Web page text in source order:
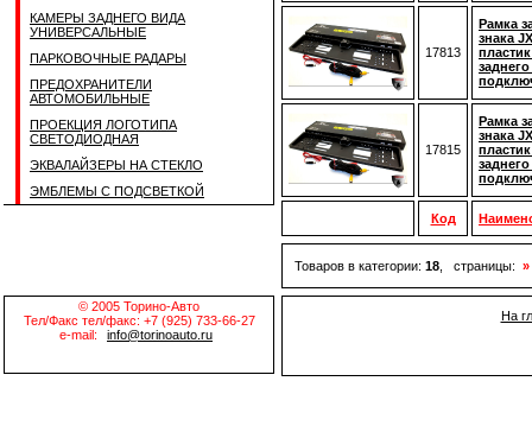
КАМЕРЫ ЗАДНЕГО ВИДА
УНИВЕРСАЛЬНЫЕ
ПАРКОВОЧНЫЕ РАДАРЫ
ПРЕДОХРАНИТЕЛИ
АВТОМОБИЛЬНЫЕ
ПРОЕКЦИЯ ЛОГОТИПА
СВЕТОДИОДНАЯ
ЭКВАЛАЙЗЕРЫ НА СТЕКЛО
ЭМБЛЕМЫ С ПОДСВЕТКОЙ
17813
Рамка
знака
17815
Рамка
знака
Код
Товаров в категории: 18 , страницы: »
© 2005 Торино-Авто
Тел/Факс тел/факс: +7 (925) 733-66-27
e-mail:
info@torinoauto.ru
На